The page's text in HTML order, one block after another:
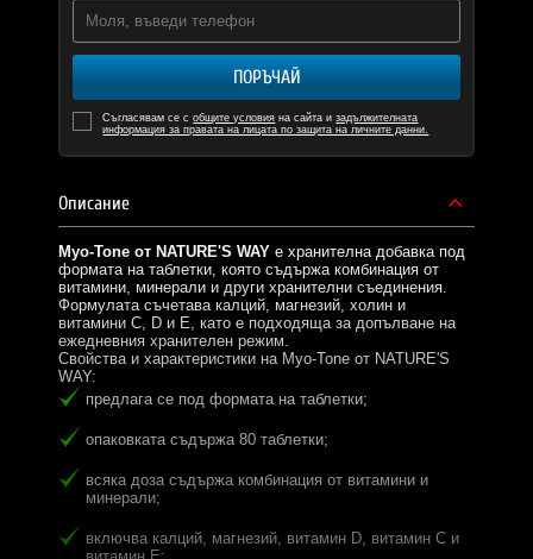
ПОРЪЧАЙ
Съгласявам се собщите условия на сайта изадължителната
информация за правата на лицата по защита на личните данни.
Описание
Myo-Tone от NATURE'S WAY е хранителна добавка под
формата на таблетки, която съдържа комбинация от
витамини, минерали и други хранителни съединения.
Формулата съчетава калций, магнезий, холин и
витамини C, D и E, като е подходяща за допълване на
ежедневния хранителен режим.
Свойства и характеристики на Myo-Tone от NATURE'S
WAY:
предлага се под формата на таблетки;
опаковката съдържа 80 таблетки;
всяка доза съдържа комбинация от витамини и
минерали;
включва калций, магнезий, витамин D, витамин C и